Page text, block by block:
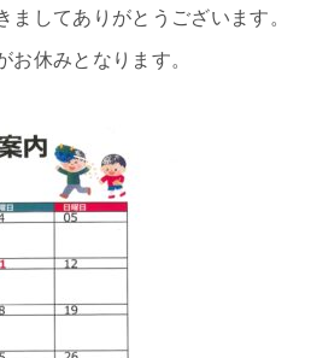
してありがとうございます。
休みとなります。